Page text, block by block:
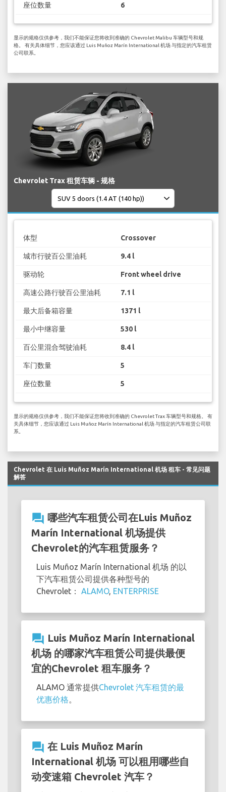
座位数量 6
显示的规格仅供参考，我们不能保证您将收到准确的 Chevrolet Malibu 车辆型号和规
格。 有关具体细节，您应该通过 Luis Muñoz Marín International 机场 与指定的汽车租赁
公司联系。
Chevrolet Trax 租赁车辆 - 规格
体型 Crossover
城市行驶百公里油耗 9.4 l
驱动轮 Front wheel drive
高速公路行驶百公里油耗 7.1 l
最大后备箱容量 1371 l
最小中继容量 530 l
百公里混合驾驶油耗 8.4 l
车门数量 5
座位数量 5
显示的规格仅供参考，我们不能保证您将收到准确的 Chevrolet Trax 车辆型号和规格。 有
关具体细节，您应该通过 Luis Muñoz Marín International 机场 与指定的汽车租赁公司联
系。
Chevrolet 在 Luis Muñoz Marín International 机场 租车 - 常见问题
解答
question_answer 哪些汽车租赁公司在Luis Muñoz
Marín International 机场提供
Chevrolet的汽车租赁服务？
Luis Muñoz Marín International 机场 的以
下汽车租赁公司提供各种型号的
Chevrolet： ALAMO, ENTERPRISE
question_answer Luis Muñoz Marín International
机场 的哪家汽车租赁公司提供最便
宜的Chevrolet 租车服务？
ALAMO 通常提供Chevrolet 汽车租赁的最
优惠价格。
question_answer 在 Luis Muñoz Marín
International 机场 可以租用哪些自
动变速箱 Chevrolet 汽车？